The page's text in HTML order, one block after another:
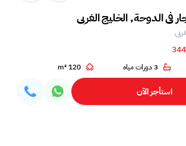
في الدوحة, الخليج الغربي
3 دورات مياه 120 m²
استأجر الآن